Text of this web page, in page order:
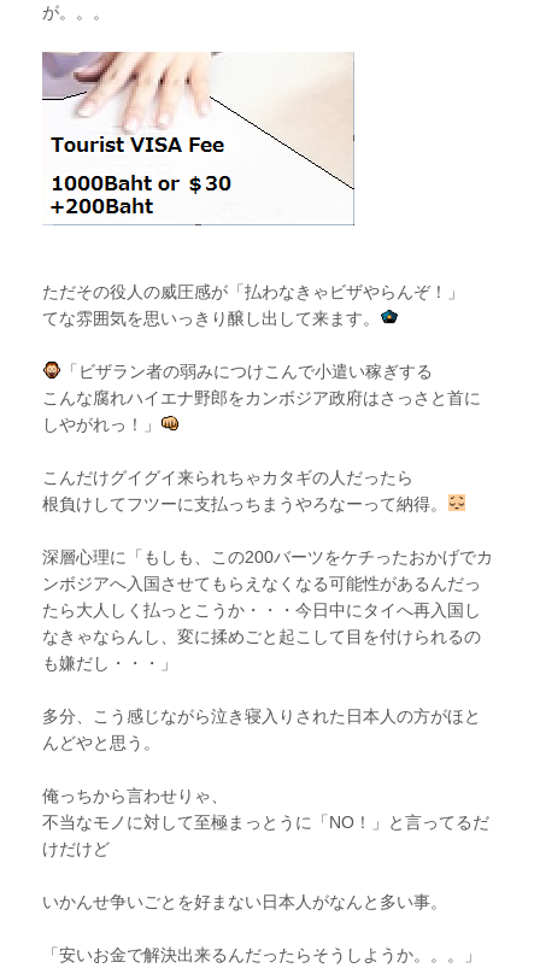
が。。。
ただその役人の威圧感が「払わなきゃビザやらんぞ！」
てな雰囲気を思いっきり醸し出して来ます。
「ビザラン者の弱みにつけこんで小遣い稼ぎする
こんな腐れハイエナ野郎をカンボジア政府はさっさと首に
しやがれっ！」
こんだけグイグイ来られちゃカタギの人だったら
根負けしてフツーに支払っちまうやろなーって納得。
深層心理に「もしも、この200バーツをケチったおかげでカ
ンボジアへ入国させてもらえなくなる可能性があるんだっ
たら大人しく払っとこうか・・・今日中にタイへ再入国し
なきゃならんし、変に揉めごと起こして目を付けられるの
も嫌だし・・・」
多分、こう感じながら泣き寝入りされた日本人の方がほと
んどやと思う。
俺っちから言わせりゃ、
不当なモノに対して至極まっとうに「NO！」と言ってるだ
けだけど
いかんせ争いごとを好まない日本人がなんと多い事。
「安いお金で解決出来るんだったらそうしようか。。。」